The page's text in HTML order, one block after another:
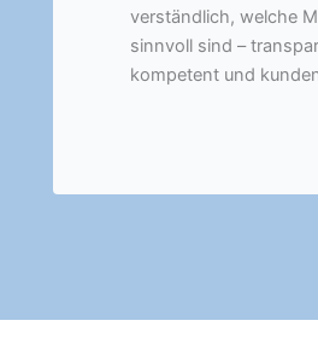
verständlich, welche
sinnvoll sind –
kompetent und